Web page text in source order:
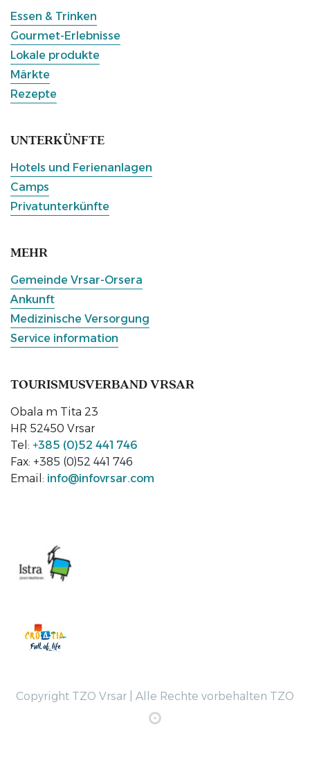
Essen & Trinken
Gourmet-Erlebnisse
Lokale produkte
Märkte
Rezepte
UNTERKÜNFTE
Hotels und Ferienanlagen
Camps
Privatunterkünfte
MEHR
Gemeinde Vrsar-Orsera
Ankunft
Medizinische Versorgung
Service information
TOURISMUSVERBAND VRSAR
Obala m Tita 23
HR 52450 Vrsar
Tel: +385 (0)52 441 746
Fax: +385 (0)52 441 746
Email: info@infovrsar.com
Copyright TZO Vrsar | Alle Rechte vorbehalten TZO